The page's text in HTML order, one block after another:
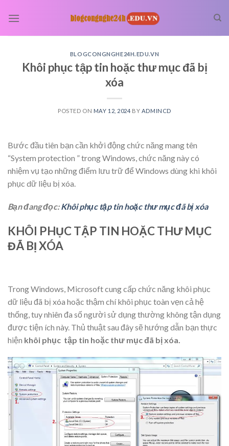
BLOGCONGNGHE24H.EDU.VN
Khôi phục tập tin hoặc thư mục đã bị
xóa
POSTED ON MAY 12, 2024 BY ADMINCD
Bước đầu tiên bạn cần khởi động chức năng mang tên
“System protection ” trong Windows, chức năng này có
nhiệm vụ tạo những điểm lưu trữ để Windows dùng khi khôi
phục dữ liệu bị xóa.
Bạn đang đọc:Khôi phục tập tin hoặc thư mục đã bị xóa
KHÔI PHỤC TẬP TIN HOẶC THƯ MỤC
ĐÃ BỊ XÓA
Trong Windows, Microsoft cung cấp chức năng khôi phục
dữ liệu đã bị xóa hoặc thậm chí khôi phục toàn vẹn cả hệ
thống, tuy nhiên đa số người sử dụng thường không tận dụng
được tiện ích này. Thủ thuật sau đây sẽ hướng dẫn bạn thực
hiện khôi phục tập tin hoặc thư mục đã bị xóa.